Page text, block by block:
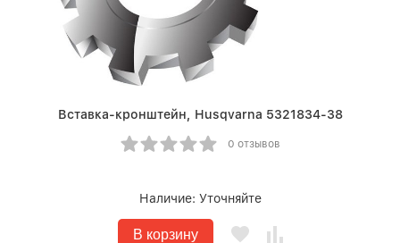
Вставка-кронштейн, Husqvarna 5321834-38
0 отзывов
Наличие: Уточняйте
В корзину